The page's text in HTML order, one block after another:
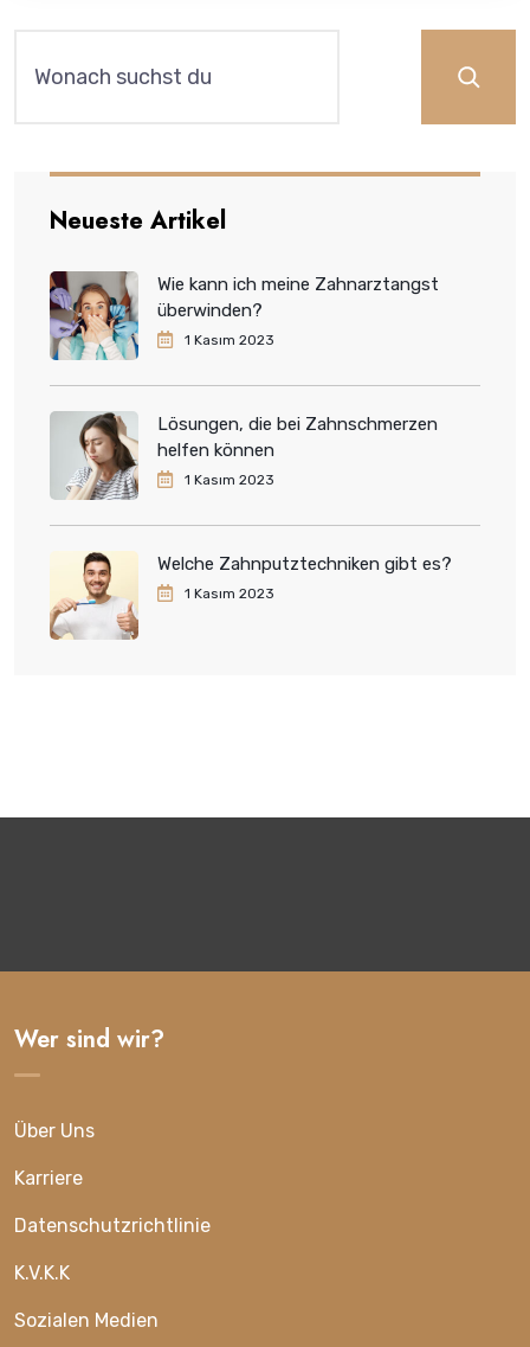
Neueste Artikel
Wie kann ich meine Zahnarztangst
überwinden?
1 Kasım 2023
Lösungen, die bei Zahnschmerzen
helfen können
1 Kasım 2023
Welche Zahnputztechniken gibt es?
1 Kasım 2023
Wer sind wir?
Über Uns
Karriere
Datenschutzrichtlinie
K.V.K.K
Sozialen Medien